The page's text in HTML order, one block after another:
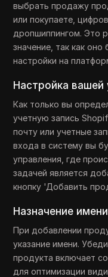
выбрать продажу
или покупаете,
дропшиппингом. Это
значение, так как
настройки на
Настройка вашей
Как только вы
учетную запись
почту или учетные
входа в систему вы
управления, где
задачей является
кнопку 'Добавить
Назначение
При добавлении
указание имени.
продукта включает
для оптимизации